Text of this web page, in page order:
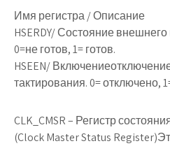
Имя регистра / Описание
HSERDY/ Состояние внешнего
0=не готов, 1= готов.
HSEEN/
тактирования. 0= отключено,
CLK_CMSR – Регистр
(Clock Master Status